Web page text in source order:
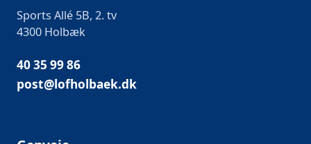
Sports Allé 5B, 2. tv
4300 Holbæk
40 35 99 86
post@lofholbaek.dk